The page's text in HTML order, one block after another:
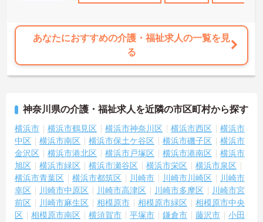
あなたにおすすめの介護・福祉求人の一覧を見
る
神奈川県の介護・福祉求人を近隣の市区町村から探す
横浜市 横浜市鶴見区 横浜市神奈川区 横浜市西区
横浜市
中区
横浜市南区 横浜市保土ケ谷区 横浜市磯子区
横浜市
金沢区
横浜市港北区 横浜市戸塚区 横浜市港南区
横浜市
旭区
横浜市緑区 横浜市瀬谷区 横浜市栄区
横浜市泉区
横浜市青葉区
横浜市都筑区 川崎市 川崎市川崎区
川崎市
幸区
川崎市中原区 川崎市高津区 川崎市多摩区
川崎市宮
前区
川崎市麻生区 相模原市 相模原市緑区
相模原市中央
区
相模原市南区 横須賀市 平塚市 鎌倉市 藤沢市
小田